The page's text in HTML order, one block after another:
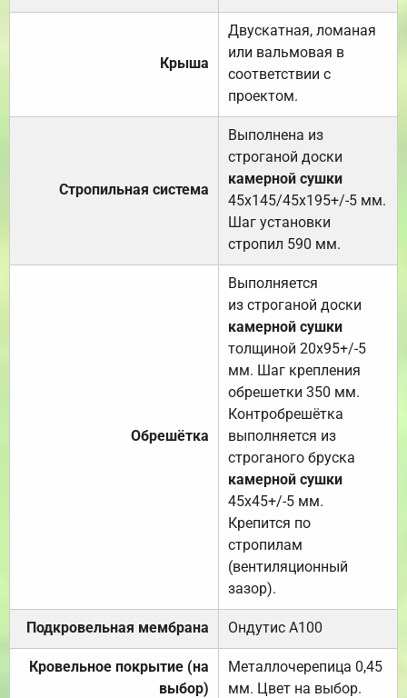
Крыша
Двускатная, ломаная
или вальмовая в
соответствии с
проектом.
Стропильная система
Выполнена из
строганой доски
камерной сушки
45х145/45х195+/-5 мм.
Шаг установки
стропил 590 мм.
Обрешётка
Выполняется
из строганой доски
камерной сушки
толщиной 20х95+/-5
мм. Шаг крепления
обрешетки 350 мм.
Контробрешётка
выполняется из
строганого бруска
камерной сушки
45х45+/-5 мм.
Крепится по
стропилам
(вентиляционный
зазор).
Подкровельная мембрана Ондутис А100
Кровельное покрытие (на
выбор)
Металлочерепица 0,45
мм. Цвет на выбор.